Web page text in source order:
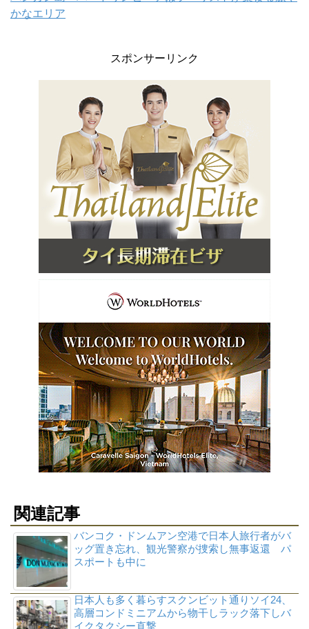
かなエリア
スポンサーリンク
関連記事
バンコク・ドンムアン空港で日本人旅行者がバ
ッグ置き忘れ、観光警察が捜索し無事返還 パ
スポートも中に
日本人も多く暮らすスクンビット通りソイ24、
高層コンドミニアムから物干しラック落下しバ
イクタクシー直撃